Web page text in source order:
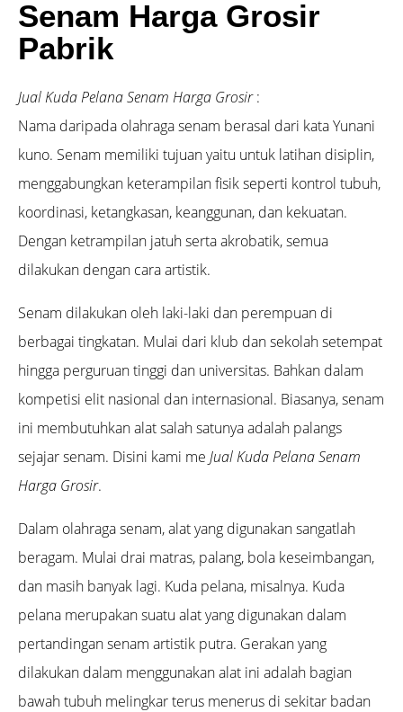
Senam Harga Grosir
Pabrik
Jual Kuda Pelana Senam Harga Grosir:
Nama daripada olahraga senam berasal dari kata Yunani
kuno. Senam memiliki tujuan yaitu untuk latihan disiplin,
menggabungkan keterampilan fisik seperti kontrol tubuh,
koordinasi, ketangkasan, keanggunan, dan kekuatan.
Dengan ketrampilan jatuh serta akrobatik, semua
dilakukan dengan cara artistik.
Senam dilakukan oleh laki-laki dan perempuan di
berbagai tingkatan. Mulai dari klub dan sekolah setempat
hingga perguruan tinggi dan universitas. Bahkan dalam
kompetisi elit nasional dan internasional. Biasanya, senam
ini membutuhkan alat salah satunya adalah palangs
sejajar senam. Disini kami me Jual Kuda Pelana Senam
Harga Grosir.
Dalam olahraga senam, alat yang digunakan sangatlah
beragam. Mulai drai matras, palang, bola keseimbangan,
dan masih banyak lagi. Kuda pelana, misalnya. Kuda
pelana merupakan suatu alat yang digunakan dalam
pertandingan senam artistik putra. Gerakan yang
dilakukan dalam menggunakan alat ini adalah bagian
bawah tubuh melingkar terus menerus di sekitar badan